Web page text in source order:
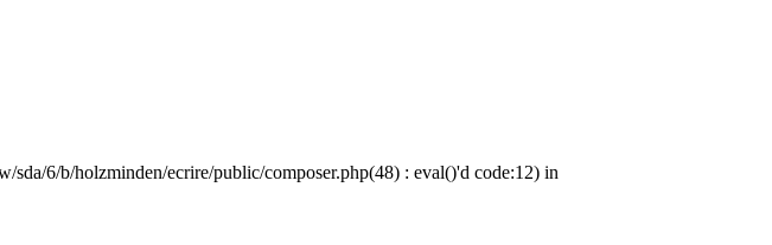
6/b/holzminden/ecrire/public/composer.php(48) : eval()'d code:12) in